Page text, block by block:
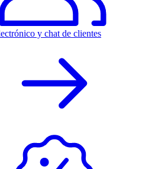
y chat de clientes